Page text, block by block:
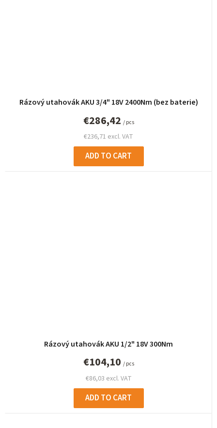
Rázový utahovák AKU 3/4" 18V 2400Nm (bez baterie)
€236,71 excl. VAT
€286,42 / pcs
ADD TO CART
Rázový utahovák AKU 1/2" 18V 300Nm
€86,03 excl. VAT
€104,10 / pcs
ADD TO CART